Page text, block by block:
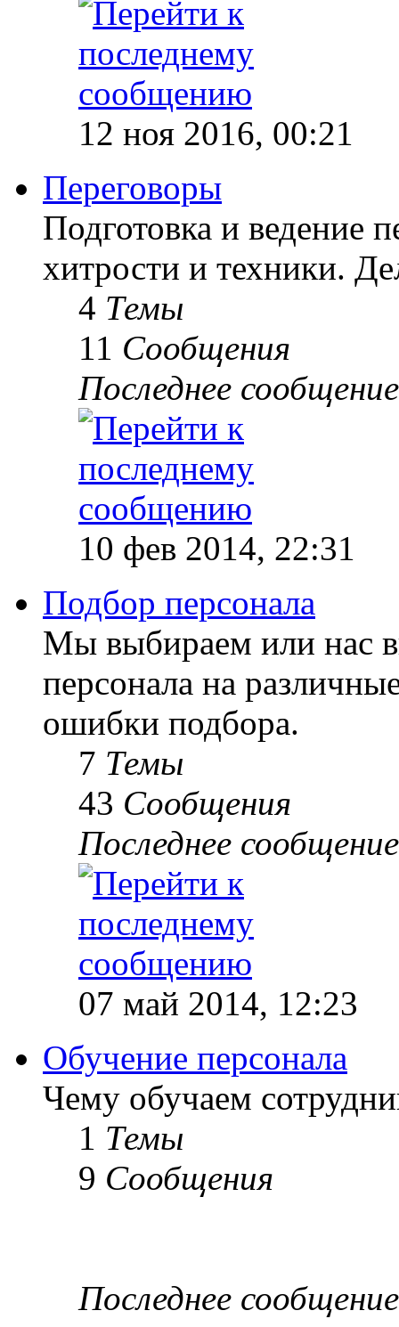
12 ноя 2016, 00:21
Переговоры
Подготовка и ведение
хитрости и техники.
4 Темы
11 Сообщения
Последнее сообщение
10 фев 2014, 22:31
Подбор персонала
Мы выбираем или нас
персонала на
ошибки подбора.
7 Темы
43 Сообщения
Последнее сообщение
07 май 2014, 12:23
Обучение персонала
Чему обучаем
1 Темы
9 Сообщения
Последнее сообщение